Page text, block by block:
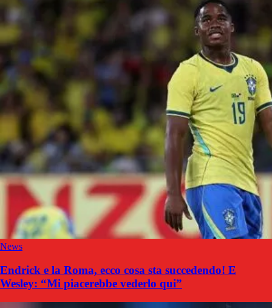
News
Endrick e la Roma, ecco cosa sta succedendo! E
Wesley: “Mi piacerebbe vederlo qui”